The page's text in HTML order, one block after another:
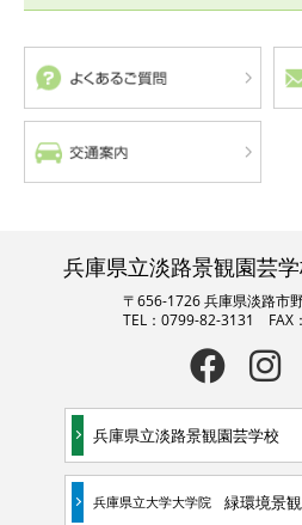
兵庫県立淡路景観園芸
〒656-1726 兵庫県淡路市
TEL：0799-82-3131 FAX
兵庫県立淡路景観園芸学校
兵庫県立大学大学院 緑環境景